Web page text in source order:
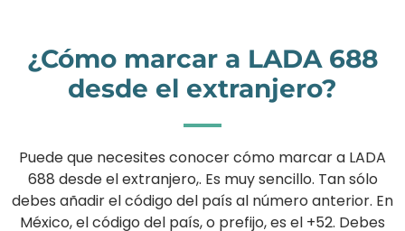
¿Cómo marcar a LADA 688
desde el extranjero?
Puede que necesites conocer cómo marcar a LADA
688 desde el extranjero,. Es muy sencillo. Tan sólo
debes añadir el código del país al número anterior. En
México, el código del país, o prefijo, es el +52. Debes